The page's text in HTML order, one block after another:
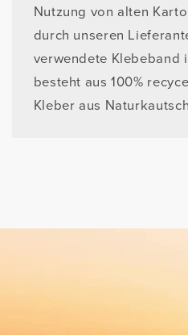
Nutzung von alten
durch unseren
verwendete Klebeband
besteht aus 100%
Kleber aus